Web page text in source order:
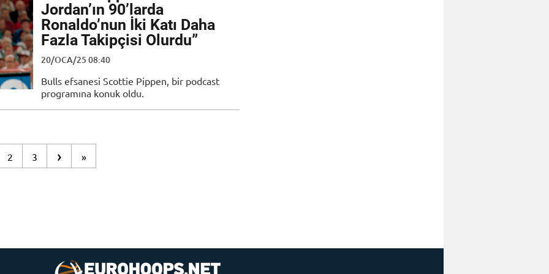
Jordan’ın 90’larda
Ronaldo’nun İki Katı Daha
Fazla Takipçisi Olurdu”
20/OCA/25 08:40
Bulls efsanesi Scottie Pippen, bir podcast
programına konuk oldu.
2 3 › »